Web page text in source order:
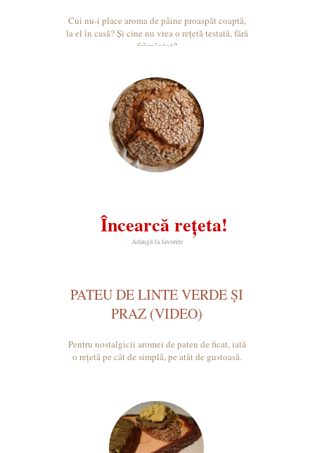
Cui nu-i place aroma de pâine proaspăt coaptă,
la el în casă? Și cine nu vrea o rețetă testată, fără
frământat?
Încearcă rețeta!
Adaugă la favorite
PATEU DE LINTE VERDE ȘI
PRAZ (VIDEO)
Pentru nostalgicii aromei de pateu de ficat, iată
o rețetă pe cât de simplă, pe atât de gustoasă.